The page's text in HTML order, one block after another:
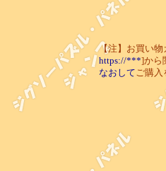
【注】お買い物
https://***]から
なおしてご購入